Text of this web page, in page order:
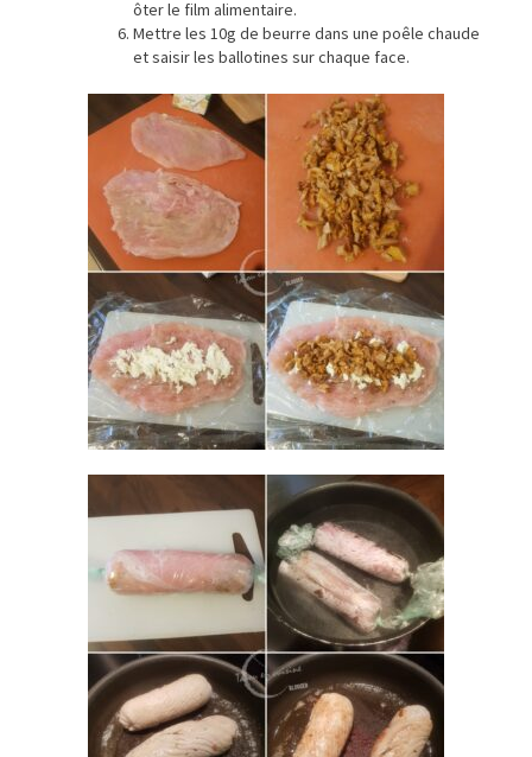
ôter le film alimentaire.
Mettre les 10g de beurre dans une poêle chaude
et saisir les ballotines sur chaque face.